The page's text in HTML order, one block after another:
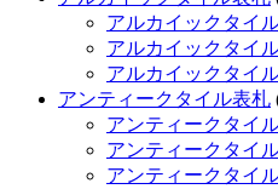
アルカイックタイ
アルカイックタイ
アルカイックタイ
アンティークタイル表札
アンティークタイ
アンティークタイ
アンティークタイ